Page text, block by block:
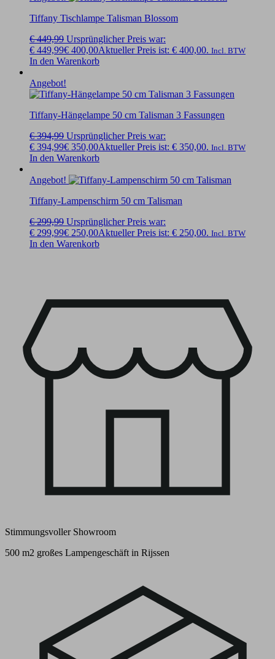
Tiffany Tischlampe Talisman Blossom
€449,99 Ursprünglicher Preis war:
€ 449,99€ 400,00Aktueller Preis ist: € 400,00. Incl. BTW
In den Warenkorb
Angebot!
Tiffany-Hängelampe 50 cm Talisman 3 Fassungen
€394,99 Ursprünglicher Preis war:
€ 394,99€ 350,00Aktueller Preis ist: € 350,00. Incl. BTW
In den Warenkorb
Angebot!
Tiffany-Lampenschirm 50 cm Talisman
€299,99 Ursprünglicher Preis war:
€ 299,99€ 250,00Aktueller Preis ist: € 250,00. Incl. BTW
In den Warenkorb
Stimmungsvoller Showroom
500 m2 großes Lampengeschäft in Rijssen